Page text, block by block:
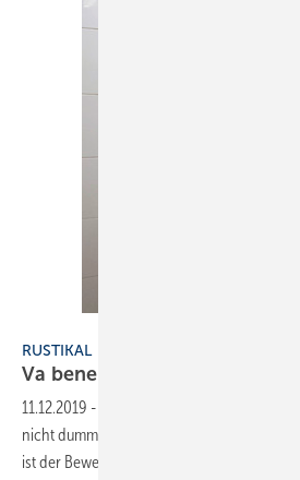
RUSTIKAL
Va bene!
11.12.2019 -
nicht dumm. Diese italienische Installation
ist der Beweis.